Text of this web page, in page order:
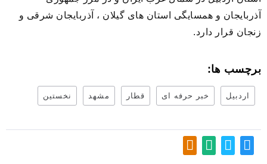
آذربایجان و همسایگی استان های گیلان ، آذربایجان شرقی و
زنجان قرار دارد.
برچسب ها:
اردبیل خبر حرفه ای قطار مشهد نخستین